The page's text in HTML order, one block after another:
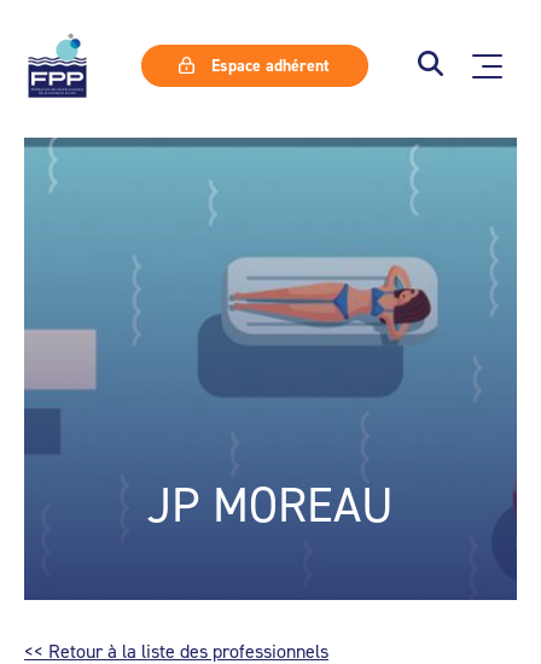
Espace adhérent
JP MOREAU
<< Retour à la liste des professionnels